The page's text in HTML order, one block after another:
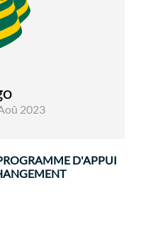
2023
mars 2017, dans le ...
D'APPUI